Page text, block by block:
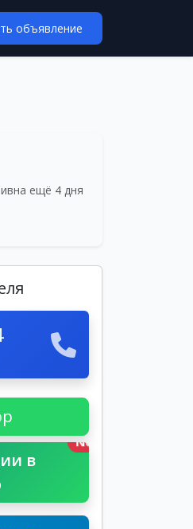
объявление
ещё 4 дня
в
New